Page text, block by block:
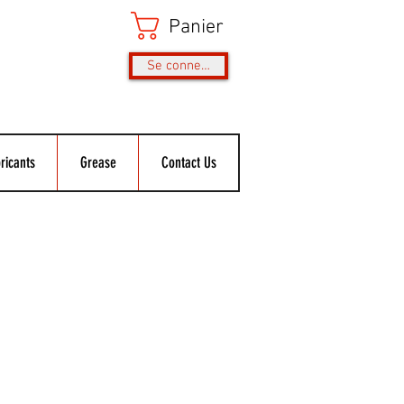
Panier
Se connecter
Grease Contact Us